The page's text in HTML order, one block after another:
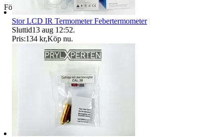
Företag
Stor LCD IR Termometer Febertermometer
Sluttid13 aug 12:52.
Pris:134 kr,Köp nu.